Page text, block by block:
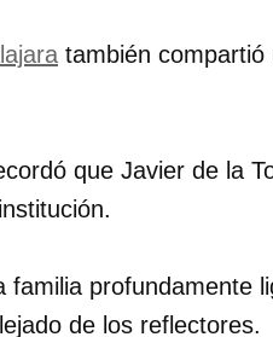
también compartió
que Javier de la
familia profundamente
de los reflectores.